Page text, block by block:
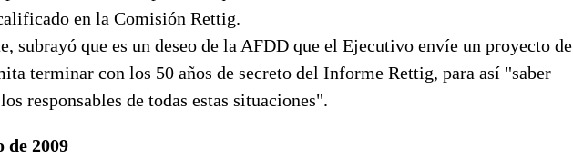
en la Comisión Rettig.
subrayó que es un deseo de la AFDD que el Ejecutivo envíe un proyecto de
terminar con los 50 años de secreto del Informe Rettig, para así "saber
responsables de todas estas situaciones".
de 2009